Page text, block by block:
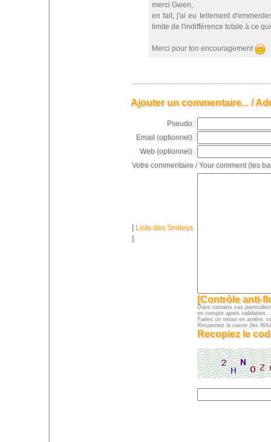
merci Gwen,
en fait, j'ai eu tellement
limite de l'indifférence totale à ce
Merci pour ton encouragement
Ajouter un commentaire... /
Pseudo :
Email (optionnel) :
Web (optionnel) :
Votre commentaire / Your comment (les
[ Liste des Smileys
]
[Contrôle anti-
Dans certains cas
en compte après
Faites un retour en arrière,
Respectez la casse (les
Recopiez le